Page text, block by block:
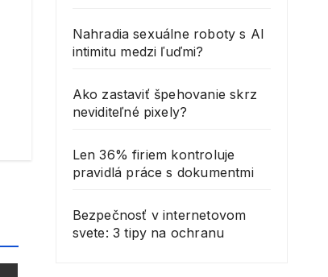
Nahradia sexuálne roboty s AI
intimitu medzi ľuďmi?
Ako zastaviť špehovanie skrz
neviditeľné pixely?
Len 36% firiem kontroluje
pravidlá práce s dokumentmi
Bezpečnosť v internetovom
svete: 3 tipy na ochranu